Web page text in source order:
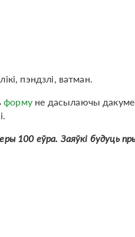
пэндзлі, ватман.
формуне дасылаючы
100 еўра. Заяўкі будуць